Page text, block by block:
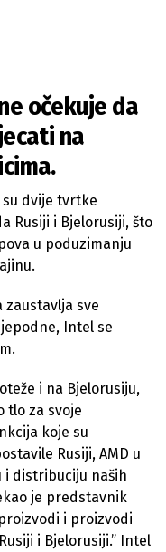
očekuje da
na
dvije tvrtke
Rusiji i Bjelorusiji, što
u poduzimanju
zaustavlja sve
Intel se
i na Bjelorusiju,
tlo za svoje
koje su
Rusiji, AMD u
i distribuciju naših
je predstavnik
i proizvodi
i Bjelorusiji.” Intel